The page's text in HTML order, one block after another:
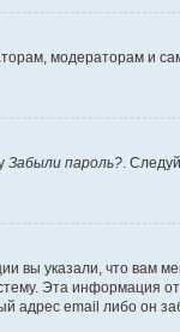
модераторам и
Забыли пароль? .
вы указали, что вам
Эта информация
адрес email либо он